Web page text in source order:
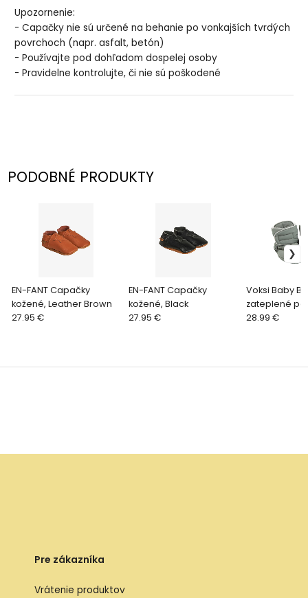
Upozornenie:
- Capačky nie sú určené na behanie po vonkajších tvrdých
povrchoch (napr. asfalt, betón)
- Používajte pod dohľadom dospelej osoby
- Pravidelne kontrolujte, či nie sú poškodené
PODOBNÉ PRODUKTY
EN-FANT Capačky
kožené, Leather Brown
27.95 €
EN-FANT Capačky
kožené, Black
27.95 €
Voksi Baby
zateplené
roky - Green
28.99 €
Pre zákazníka
Vrátenie produktov